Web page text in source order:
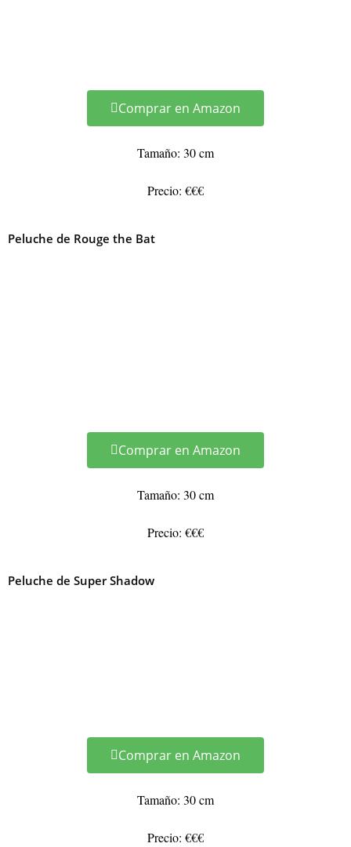
Comprar en Amazon
Tamaño: 30 cm
Precio: €€€
Peluche de Rouge the Bat
Comprar en Amazon
Tamaño: 30 cm
Precio: €€€
Peluche de Super Shadow
Comprar en Amazon
Tamaño: 30 cm
Precio: €€€